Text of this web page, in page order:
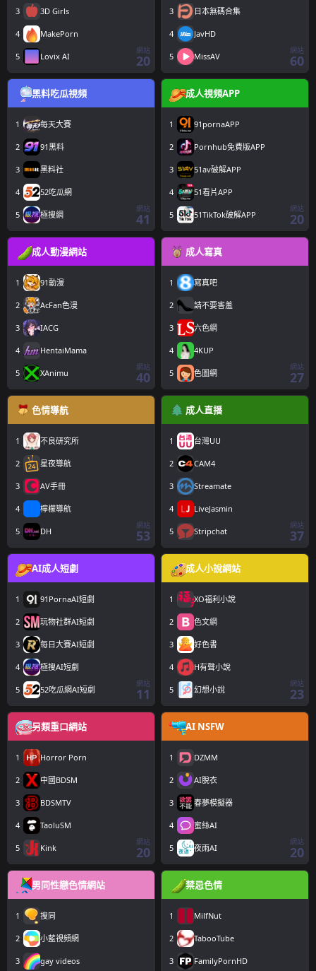
3 3D Girls
4 MakePorn
5 Lovix AI
網站
20
3 日本無碼合集
4 JavHD
5 MissAV
網站
60
黑料吃瓜視頻
1 每天大賽
2 91黑料
3 黑料社
4 52吃瓜網
5 極搜網
網站
41
成人視頻APP
1 91pornaAPP
2 Pornhub免費版APP
3 51av破解APP
4 51看片APP
5 51TikTok破解APP
網站
20
成人動漫網站
1 91動漫
2 AcFan色漫
3 IACG
4 HentaiMama
5 XAnimu
網站
40
成人寫真
1 寫真吧
2 請不要害羞
3 六色網
4 4KUP
5 色圖網
網站
27
色情導航
1 不良研究所
2 星夜導航
3 AV手冊
4 檸檬導航
5 DH
網站
53
成人直播
1 台灣UU
2 CAM4
3 Streamate
4 LiveJasmin
5 Stripchat
網站
37
AI成人短劇
1 91PornaAI短劇
2 玩物社群AI短劇
3 每日大賽AI短劇
4 極搜AI短劇
5 52吃瓜網AI短劇
網站
11
成人小說網站
1 XO福利小說
2 色文網
3 好色書
4 H有聲小說
5 幻想小說
網站
23
另類重口網站
1 Horror Porn
2 中國BDSM
3 BDSMTV
4 TaoluSM
5 Kink
網站
20
AI NSFW
1 DZMM
2 AI脫衣
3 春夢模擬器
4 蜜絲AI
5 夜雨AI
網站
20
男同性戀色情網站
1 搜同
2 小藍視頻網
3 gay videos
禁忌色情
1 MilfNut
2 TabooTube
3 FamilyPornHD